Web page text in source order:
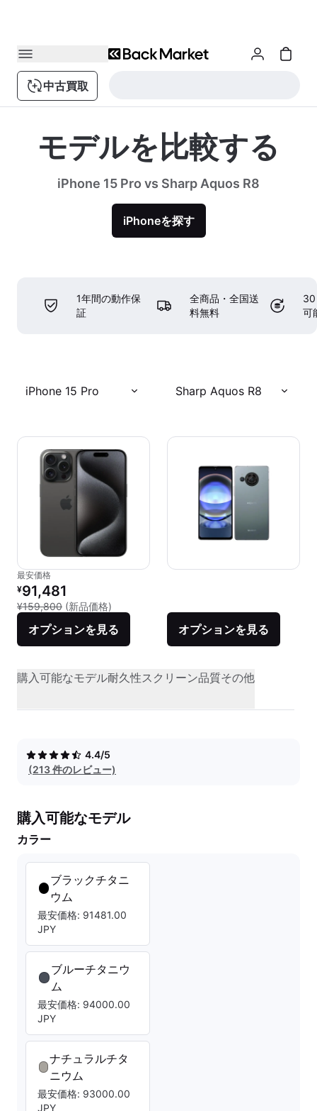
中古買取
モデルを比較する
iPhone 15 Pro vs Sharp Aquos R8
iPhoneを探す
1年間の動作保
証
全商品・全国送
料無料
30
可
iPhone 15 Pro Sharp Aquos R8
最安価格
リファービッシュ品の価格：
¥91,481
¥159,800 (新品価格)
オプションを見る オプションを見る
購入可能なモデル耐久性スクリーン品質その他
4.4/5
(213 件のレビュー)
購入可能なモデル
カラー
ブラックチタニ
ウム
最安価格: 91481.00
JPY
ブルーチタニウ
ム
最安価格: 94000.00
JPY
ナチュラルチタ
ニウム
最安価格: 93000.00
JPY